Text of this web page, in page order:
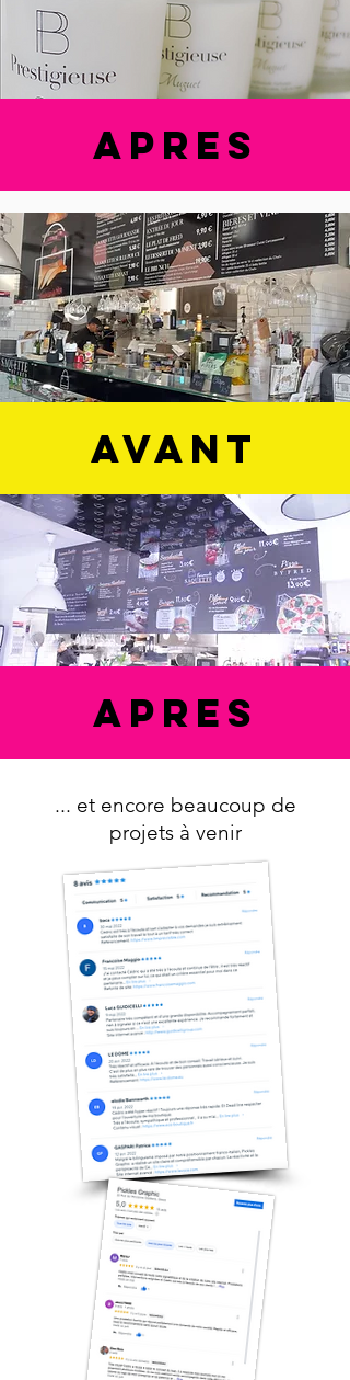
apres
avant
apres
... et encore beaucoup de
projets à venir